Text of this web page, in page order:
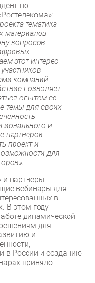
по
тематика
материалов
вопросов
этот интерес
компаний-
позволяет
опытом со
темы для своих
и
партнеров
проект и
для
и партнеры
вебинары для
в
В этом году
динамической
для
и
в России и созданию
приняло